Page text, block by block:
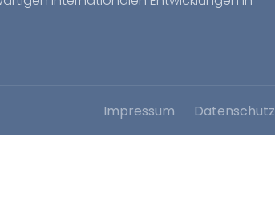
Impressum Datenschutz